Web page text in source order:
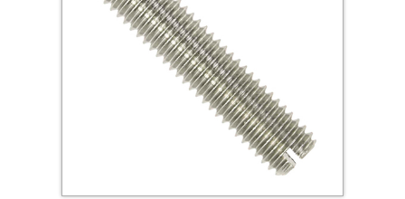
Крюки, кольца с метрической резьбой
Крюки, кольца с шурупной резьбой